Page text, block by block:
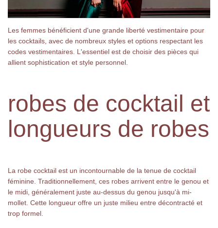
Les femmes bénéficient d'une grande liberté vestimentaire pour
les cocktails, avec de nombreux styles et options respectant les
codes vestimentaires. L'essentiel est de choisir des pièces qui
allient sophistication et style personnel.
robes de cocktail et
longueurs de robes
La robe cocktail est un incontournable de la tenue de cocktail
féminine. Traditionnellement, ces robes arrivent entre le genou et
le midi, généralement juste au-dessus du genou jusqu'à mi-
mollet. Cette longueur offre un juste milieu entre décontracté et
trop formel.